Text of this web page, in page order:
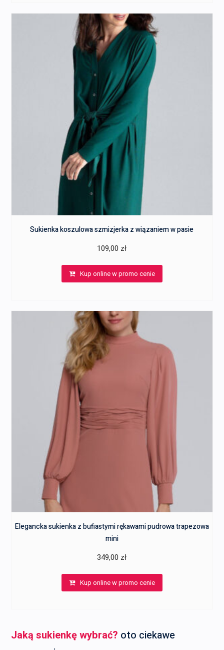
Sukienka koszulowa szmizjerka z wiązaniem w pasie
109,00 zł
Kup online w promo cenie
Elegancka sukienka z bufiastymi rękawami pudrowa trapezowa
mini
349,00 zł
Kup online w promo cenie
Jaką sukienkę wybrać? oto ciekawe